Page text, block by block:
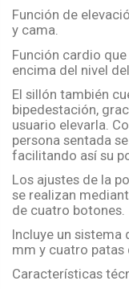
Función de
y cama.
Función cardio
encima del nivel
El sillón también
bipedestación,
usuario elevarla.
persona sentada
facilitando así su
Los ajustes de la
se realizan
de cuatro botones.
Incluye un sistema
mm y cuatro patas
Características